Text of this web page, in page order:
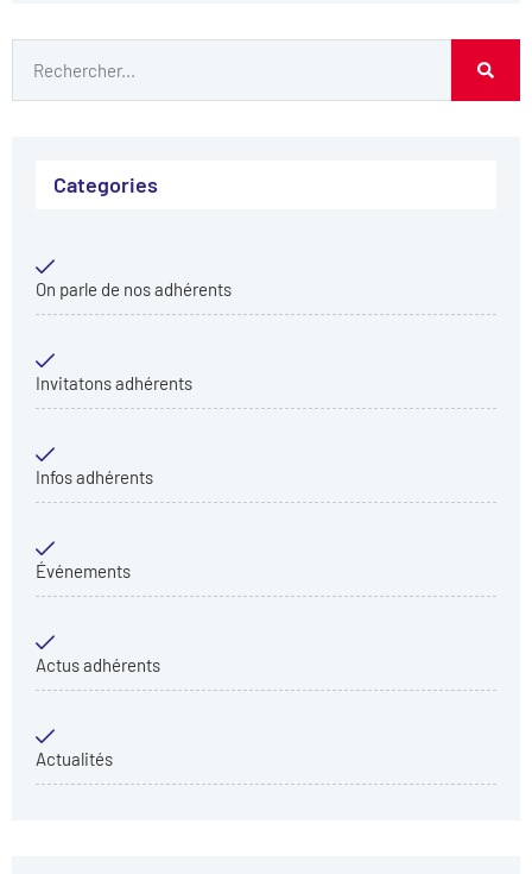
Categories
On parle de nos adhérents
Invitatons adhérents
Infos adhérents
Événements
Actus adhérents
Actualités